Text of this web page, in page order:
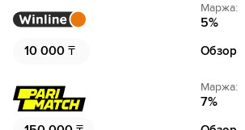
10 000 ₸
Маржа:
5%
Обзор
Маржа:
7%